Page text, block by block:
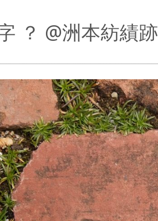
？ @洲本紡績跡